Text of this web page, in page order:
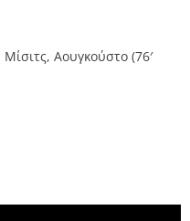
Αουγκούστο (76′